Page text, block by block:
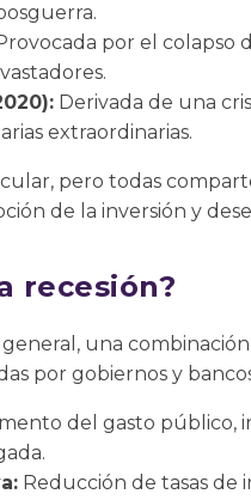
por el colapso
Derivada de una
extraordinarias.
pero todas
de la inversión y
recesión?
una
por gobiernos y
del gasto público,
Reducción de tasas